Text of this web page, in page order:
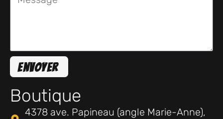
Envoyer
Boutique
4378 ave. Papineau (angle Marie-Anne),